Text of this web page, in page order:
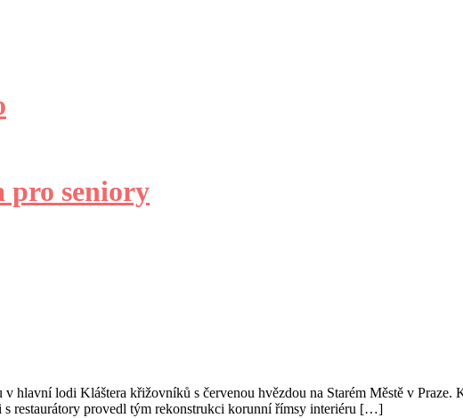
pro seniory
lodi Kláštera křižovníků s červenou hvězdou na Starém Městě v Praze.
s restaurátory provedl tým rekonstrukci korunní římsy interiéru […]